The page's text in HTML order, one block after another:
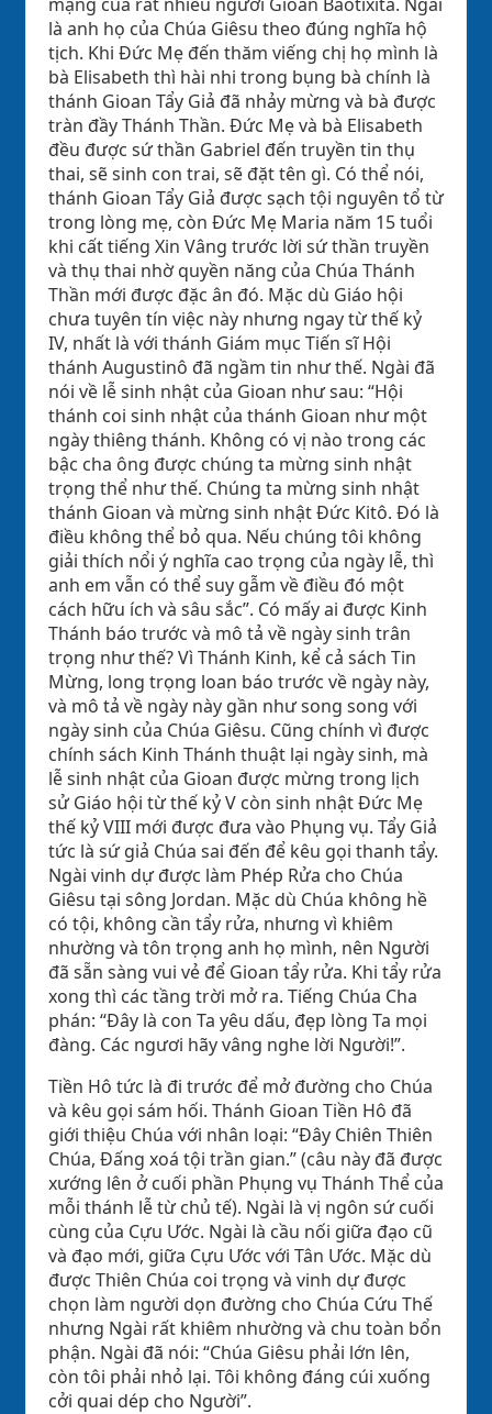
là anh họ của Chúa Giêsu theo đúng nghĩa hộ
tịch. Khi Đức Mẹ đến thăm viếng chị họ mình là
bà Elisabeth thì hài nhi trong bụng bà chính là
thánh Gioan Tẩy Giả đã nhảy mừng và bà được
tràn đầy Thánh Thần. Đức Mẹ và bà Elisabeth
đều được sứ thần Gabriel đến truyền tin thụ
thai, sẽ sinh con trai, sẽ đặt tên gì. Có thể nói,
thánh Gioan Tẩy Giả được sạch tội nguyên tổ từ
trong lòng mẹ, còn Đức Mẹ Maria năm 15 tuổi
khi cất tiếng Xin Vâng trước lời sứ thần truyền
và thụ thai nhờ quyền năng của Chúa Thánh
Thần mới được đặc ân đó. Mặc dù Giáo hội
chưa tuyên tín việc này nhưng ngay từ thế kỷ
IV, nhất là với thánh Giám mục Tiến sĩ Hội
thánh Augustinô đã ngầm tin như thế. Ngài đã
nói về lễ sinh nhật của Gioan như sau: “Hội
thánh coi sinh nhật của thánh Gioan như một
ngày thiêng thánh. Không có vị nào trong các
bậc cha ông được chúng ta mừng sinh nhật
trọng thể như thế. Chúng ta mừng sinh nhật
thánh Gioan và mừng sinh nhật Đức Kitô. Đó là
điều không thể bỏ qua. Nếu chúng tôi không
giải thích nổi ý nghĩa cao trọng của ngày lễ, thì
anh em vẫn có thể suy gẫm về điều đó một
cách hữu ích và sâu sắc”. Có mấy ai được Kinh
Thánh báo trước và mô tả về ngày sinh trân
trọng như thế? Vì Thánh Kinh, kể cả sách Tin
Mừng, long trọng loan báo trước về ngày này,
và mô tả về ngày này gần như song song với
ngày sinh của Chúa Giêsu. Cũng chính vì được
chính sách Kinh Thánh thuật lại ngày sinh, mà
lễ sinh nhật của Gioan được mừng trong lịch
sử Giáo hội từ thế kỷ V còn sinh nhật Đức Mẹ
thế kỷ VIII mới được đưa vào Phụng vụ. Tẩy Giả
tức là sứ giả Chúa sai đến để kêu gọi thanh tẩy.
Ngài vinh dự được làm Phép Rửa cho Chúa
Giêsu tại sông Jordan. Mặc dù Chúa không hề
có tội, không cần tẩy rửa, nhưng vì khiêm
nhường và tôn trọng anh họ mình, nên Người
đã sẵn sàng vui vẻ để Gioan tẩy rửa. Khi tẩy rửa
xong thì các tầng trời mở ra. Tiếng Chúa Cha
phán: “Đây là con Ta yêu dấu, đẹp lòng Ta mọi
đàng. Các ngươi hãy vâng nghe lời Người!”.
Tiền Hô tức là đi trước để mở đường cho Chúa
và kêu gọi sám hối. Thánh Gioan Tiền Hô đã
giới thiệu Chúa với nhân loại: “Đây Chiên Thiên
Chúa, Đấng xoá tội trần gian.” (câu này đã được
xướng lên ở cuối phần Phụng vụ Thánh Thể của
mỗi thánh lễ từ chủ tế). Ngài là vị ngôn sứ cuối
cùng của Cựu Ước. Ngài là cầu nối giữa đạo cũ
và đạo mới, giữa Cựu Ước với Tân Ước. Mặc dù
được Thiên Chúa coi trọng và vinh dự được
chọn làm người dọn đường cho Chúa Cứu Thế
nhưng Ngài rất khiêm nhường và chu toàn bổn
phận. Ngài đã nói: “Chúa Giêsu phải lớn lên,
còn tôi phải nhỏ lại. Tôi không đáng cúi xuống
cởi quai dép cho Người”.